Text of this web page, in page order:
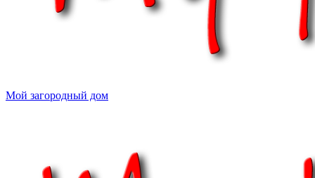
Мой загородный дом